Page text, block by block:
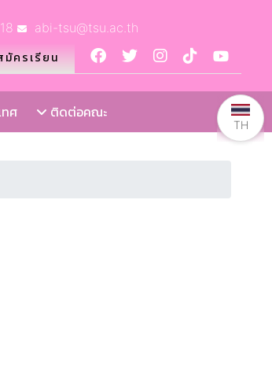
abi-tsu@tsu.ac.th
มัครเรียน
ทศ ติดต่อคณะ
TH